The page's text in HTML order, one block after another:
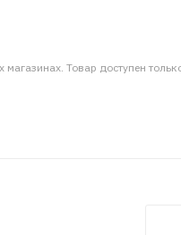
магазинах. Товар доступен